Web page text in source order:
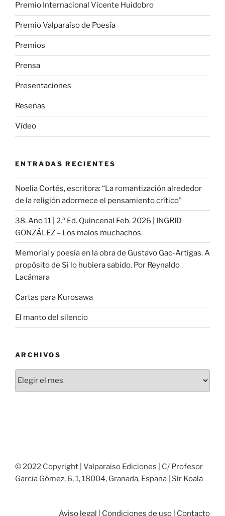
Premio Internacional Vicente Huidobro
Premio Valparaíso de Poesía
Premios
Prensa
Presentaciones
Reseñas
Vídeo
ENTRADAS RECIENTES
Noelia Cortés, escritora: “La romantización alrededor
de la religión adormece el pensamiento crítico”
38. Año 11 | 2.ª Ed. Quincenal Feb. 2026 | INGRID
GONZÁLEZ – Los malos muchachos
Memorial y poesía en la obra de Gustavo Gac-Artigas. A
propósito de Si lo hubiera sabido. Por Reynaldo
Lacámara
Cartas para Kurosawa
El manto del silencio
ARCHIVOS
© 2022 Copyright | Valparaiso Ediciones | C/ Profesor
García Gómez, 6, 1, 18004, Granada, España | Sir Koala
Aviso legal Condiciones de uso Contacto